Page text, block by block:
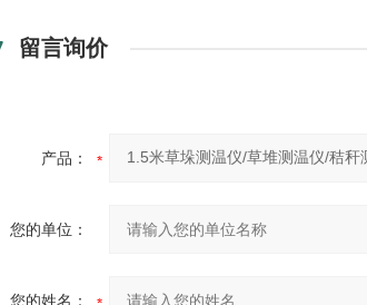
留言询价
产品：
您的单位：
您的姓名：